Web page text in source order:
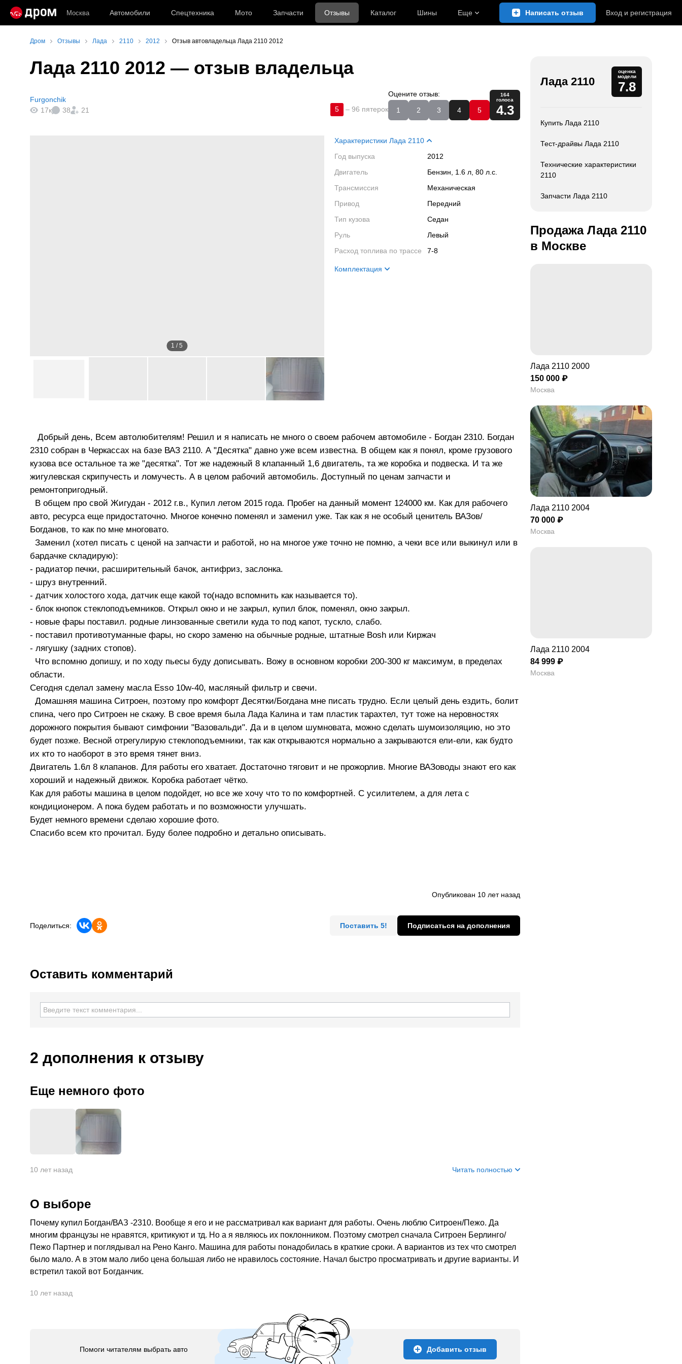
Москва Автомобили Спецтехника Мото Запчасти Отзывы Каталог Шины Еще Написать отзыв Вход и регистрация
Дром Отзывы Лада 2110 2012 Отзыв автовладельца Лада 2110 2012
Лада 2110 2012 — отзыв владельца
Furgonchik
17к
38 21 5 – 96 пятерок
Оцените отзыв:
1
2 3 4 5
164
голоса
4.3
1 /5
Характеристики Лада 2110
Год выпуска
2012
Двигатель
Бензин, 1.6 л, 80 л.с.
Трансмиссия
Механическая
Привод
Передний
Тип кузова
Седан
Руль
Левый
Расход топлива по трассе
7-8
Комплектация
Добрый день, Всем автолюбителям! Решил и я написать не много о своем рабочем автомобиле - Богдан 2310. Богдан
2310 собран в Черкассах на базе ВАЗ 2110. А "Десятка" давно уже всем известна. В общем как я понял, кроме грузового
кузова все остальное та же "десятка". Тот же надежный 8 клапанный 1,6 двигатель, та же коробка и подвеска. И та же
жигулевская скрипучесть и ломучесть. А в целом рабочий автомобиль. Доступный по ценам запчасти и
ремонтопригодный.
В общем про свой Жигудан - 2012 г.в., Купил летом 2015 года. Пробег на данный момент 124000 км. Как для рабочего
авто, ресурса еще придостаточно. Многое конечно поменял и заменил уже. Так как я не особый ценитель ВАЗов/
Богданов, то как по мне многовато.
Заменил (хотел писать с ценой на запчасти и работой, но на многое уже точно не помню, а чеки все или выкинул или в
бардачке складирую):
- радиатор печки, расширительный бачок, антифриз, заслонка.
- шруз внутренний.
- датчик холостого хода, датчик еще какой то(надо вспомнить как называется то).
- блок кнопок стеклоподъемников. Открыл окно и не закрыл, купил блок, поменял, окно закрыл.
- новые фары поставил. родные линзованные светили куда то под капот, тускло, слабо.
- поставил противотуманные фары, но скоро заменю на обычные родные, штатные Bosh или Киржач
- лягушку (задних стопов).
Что вспомню допишу, и по ходу пьесы буду дописывать. Вожу в основном коробки 200-300 кг максимум, в пределах
области.
Сегодня сделал замену масла Esso 10w-40, масляный фильтр и свечи.
Домашняя машина Ситроен, поэтому про комфорт Десятки/Богдана мне писать трудно. Если целый день ездить, болит
спина, чего про Ситроен не скажу. В свое время была Лада Калина и там пластик тарахтел, тут тоже на неровностях
дорожного покрытия бывают симфонии "Вазовальди". Да и в целом шумновата, можно сделать шумоизоляцию, но это
будет позже. Весной отрегулирую стеклоподъемники, так как открываются нормально а закрываются ели-ели, как будто
их кто то наоборот в это время тянет вниз.
Двигатель 1.6л 8 клапанов. Для работы его хватает. Достаточно тяговит и не прожорлив. Многие ВАЗоводы знают его как
хороший и надежный движок. Коробка работает чётко.
Как для работы машина в целом подойдет, но все же хочу что то по комфортней. С усилителем, а для лета с
кондиционером. А пока будем работать и по возможности улучшать.
Будет немного времени сделаю хорошие фото.
Спасибо всем кто прочитал. Буду более подробно и детально описывать.
Опубликован 10 лет назад
Поделиться: Поставить 5! Подписаться на дополнения
Оставить комментарий
2 дополнения к отзыву
Еще немного фото
10 лет назад Читать полностью
О выборе
Почему купил Богдан/ВАЗ -2310. Вообще я его и не рассматривал как вариант для работы. Очень люблю Ситроен/Пежо. Да
многим французы не нравятся, критикуют и тд. Но а я являюсь их поклонником. Поэтому смотрел сначала Ситроен Берлинго/
Пежо Партнер и поглядывал на Рено Канго. Машина для работы понадобилась в краткие сроки. А вариантов из тех что смотрел
было мало. А в этом мало либо цена большая либо не нравилось состояние. Начал быстро просматривать и другие варианты. И
встретил такой вот Богданчик.
10 лет назад
Помоги читателям выбрать авто Добавить отзыв
Лада 2110
оценка
модели
7.8
Купить Лада 2110
Тест-драйвы Лада 2110
Технические характеристики
2110
Запчасти Лада 2110
Продажа Лада 2110
в Москве
Лада 2110 2000
150 000 ₽
Москва
Лада 2110 2004
70 000 ₽
Москва
Лада 2110 2004
84 999 ₽
Москва